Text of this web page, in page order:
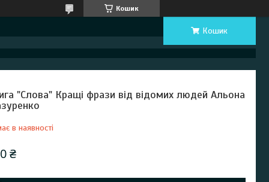
Кошик
Кошик
"Слова" Кращі фрази від відомих людей Альона
в наявності
₴